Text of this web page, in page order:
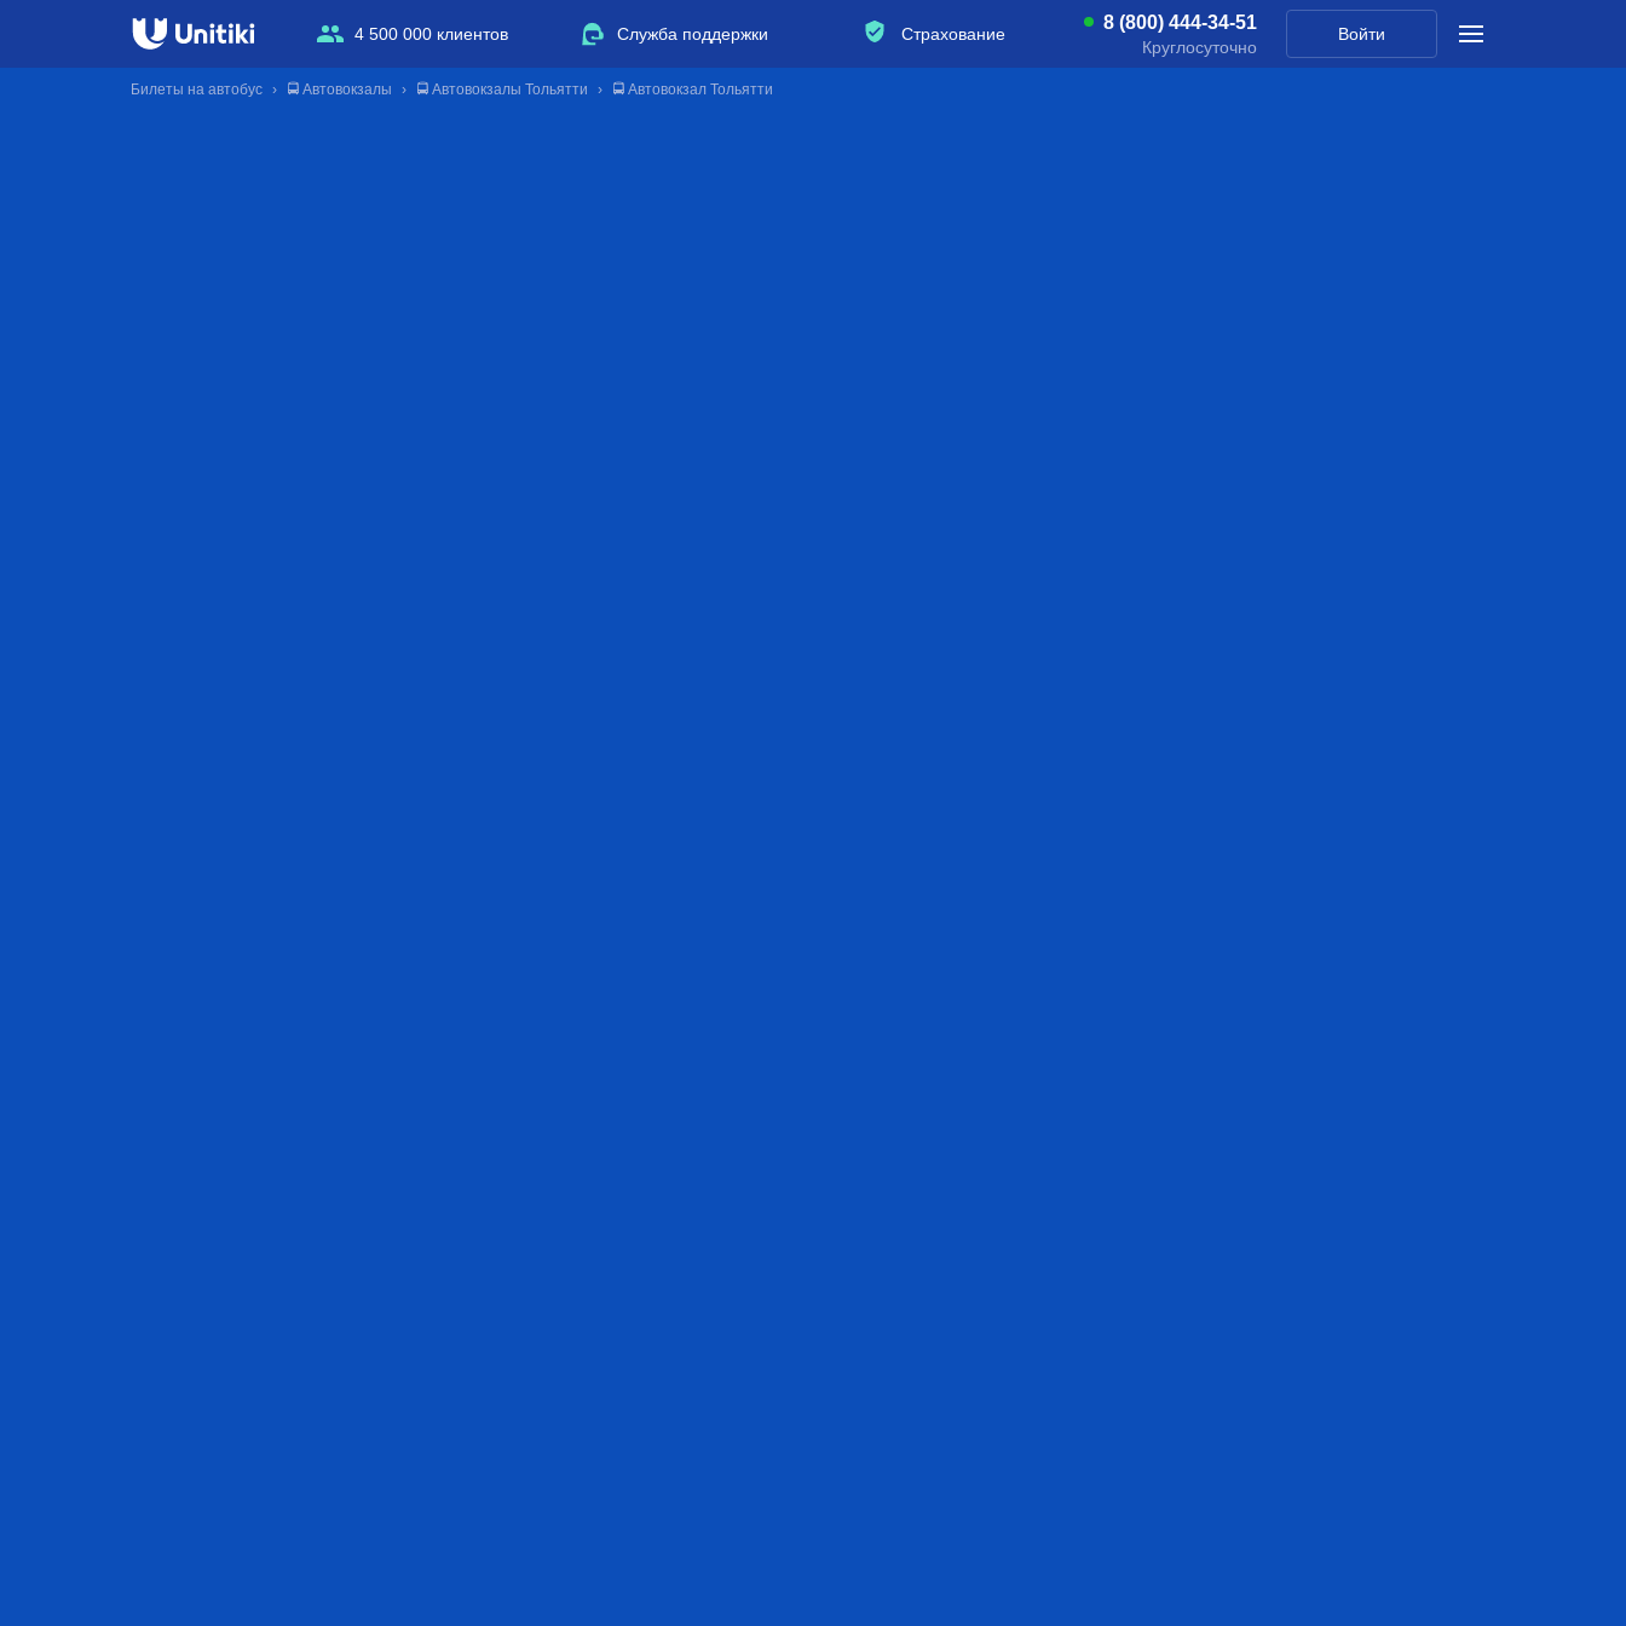
4 500 000 клиентов Служба поддержки Страхование
8 (800) 444-34-51
Круглосуточно
Войти
Билеты на автобус 🚍 Автовокзалы 🚍 Автовокзалы Тольятти 🚍 Автовокзал Тольятти